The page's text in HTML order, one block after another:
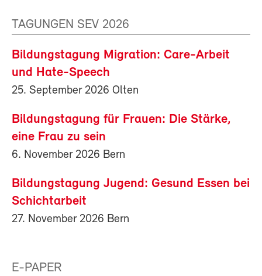
TAGUNGEN SEV 2026
Bildungstagung Migration: Care-Arbeit
und Hate-Speech
25. September 2026 Olten
Bildungstagung für Frauen: Die Stärke,
eine Frau zu sein
6. November 2026 Bern
Bildungstagung Jugend: Gesund Essen bei
Schichtarbeit
27. November 2026 Bern
E-PAPER